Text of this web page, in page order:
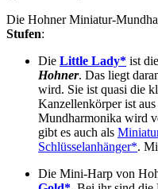
Die Hohner Miniatur-
Stufen:
Die Little Lady* ist die
Hohner. Das liegt
wird. Sie ist quasi die
Kanzellenkörper ist
Mundharmonika wird
gibt es auch als
Schlüsselanhänger*.
Die Mini-Harp von